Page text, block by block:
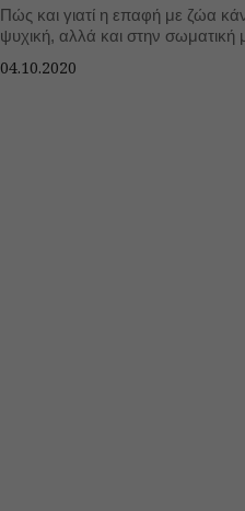
Πώς και γιατί η επαφή με ζώα
ψυχική, αλλά και στην σωματική
04.10.2020